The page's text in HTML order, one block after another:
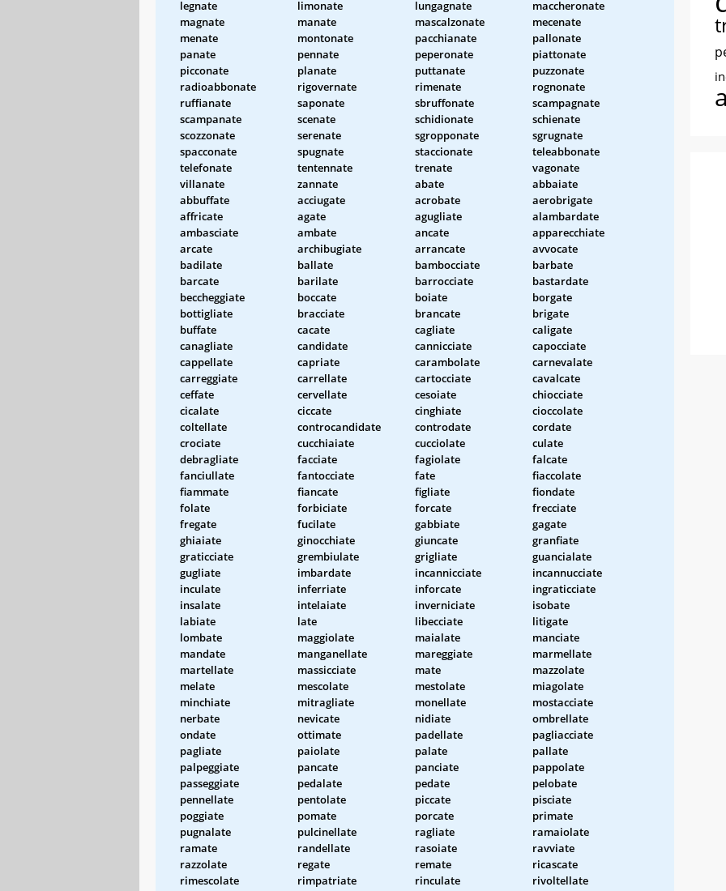
legnate
limonate lungagnate
maccheronate
magnate
manate mascalzonate
mecenate
menate
montonate pacchianate
pallonate
panate
pennate peperonate
piattonate
picconate
planate puttanate
puzzonate
radioabbonate
rigovernate rimenate
rognonate
ruffianate
saponate sbruffonate
scampagnate
scampanate
scenate schidionate
schienate
scozzonate
serenate sgropponate
sgrugnate
spacconate
spugnate staccionate
teleabbonate
telefonate
tentennate trenate
vagonate
villanate
zannate abate
abbaiate
abbuffate
acciugate acrobate
aerobrigate
affricate
agate agugliate
alambardate
ambasciate
ambate ancate
apparecchiate
arcate
archibugiate arrancate
avvocate
badilate
ballate bambocciate
barbate
barcate
barilate barrocciate
bastardate
beccheggiate
boccate boiate
borgate
bottigliate
bracciate brancate
brigate
buffate
cacate cagliate
caligate
canagliate
candidate cannicciate
capocciate
cappellate
capriate carambolate
carnevalate
carreggiate
carrellate cartocciate
cavalcate
ceffate
cervellate cesoiate
chiocciate
cicalate
ciccate cinghiate
cioccolate
coltellate
controcandidate controdate
cordate
crociate
cucchiaiate cucciolate
culate
debragliate
facciate fagiolate
falcate
fanciullate
fantocciate fate
fiaccolate
fiammate
fiancate figliate
fiondate
folate
forbiciate forcate
frecciate
fregate
fucilate gabbiate
gagate
ghiaiate
ginocchiate giuncate
granfiate
graticciate
grembiulate grigliate
guancialate
gugliate
imbardate incannicciate
incannucciate
inculate
inferriate inforcate
ingraticciate
insalate
intelaiate inverniciate
isobate
labiate
late libecciate
litigate
lombate
maggiolate maialate
manciate
mandate
manganellate mareggiate
marmellate
martellate
massicciate mate
mazzolate
melate
mescolate mestolate
miagolate
minchiate
mitragliate monellate
mostacciate
nerbate
nevicate nidiate
ombrellate
ondate
ottimate padellate
pagliacciate
pagliate
paiolate palate
pallate
palpeggiate
pancate panciate
pappolate
passeggiate
pedalate pedate
pelobate
pennellate
pentolate piccate
pisciate
poggiate
pomate porcate
primate
pugnalate
pulcinellate ragliate
ramaiolate
ramate
randellate rasoiate
ravviate
razzolate
regate remate
ricascate
rimescolate
rimpatriate rinculate
rivoltellate